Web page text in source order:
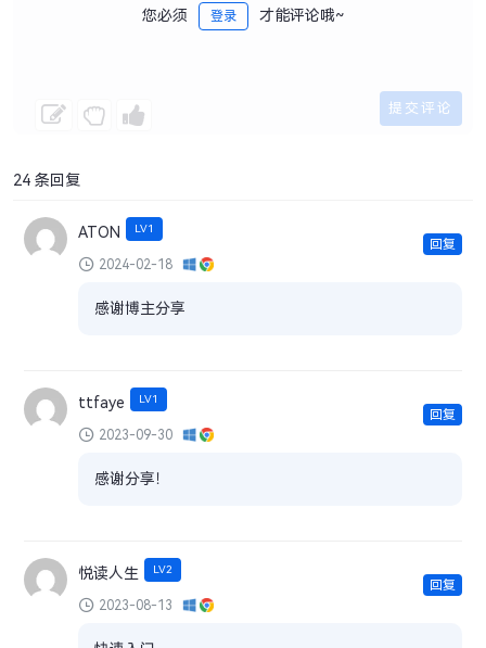
您必须 登录 才能评论哦~
24 条回复
ATON LV1
2024-02-18
感谢博主分享
回复
ttfaye LV1
2023-09-30
感谢分享！
回复
悦读人生 LV2
2023-08-13
回复